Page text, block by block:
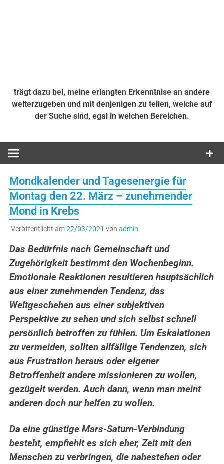
trägt dazu bei, meine erlangten Erkenntnise an andere
weiterzugeben und mit denjenigen zu teilen, welche auf
der Suche sind, egal in welchen Bereichen.
Mondkalender und Tagesenergie für
Montag den 22. März – zunehmender
Mond in Krebs
Veröffentlicht am22/03/2021 von admin
Das Bedürfnis nach Gemeinschaft und
Zugehörigkeit bestimmt den Wochenbeginn.
Emotionale Reaktionen resultieren hauptsächlich
aus einer zunehmenden Tendenz, das
Weltgeschehen aus einer subjektiven
Perspektive zu sehen und sich selbst schnell
persönlich betroffen zu fühlen. Um Eskalationen
zu vermeiden, sollten allfällige Tendenzen, sich
aus Frustration heraus oder eigener
Betroffenheit andere missionieren zu wollen,
gezügelt werden. Auch dann, wenn man meint
anderen doch nur helfen zu wollen.
Da eine günstige Mars-Saturn-Verbindung
besteht, empfiehlt es sich eher, Zeit mit den
Menschen zu verbringen, die nahestehen oder